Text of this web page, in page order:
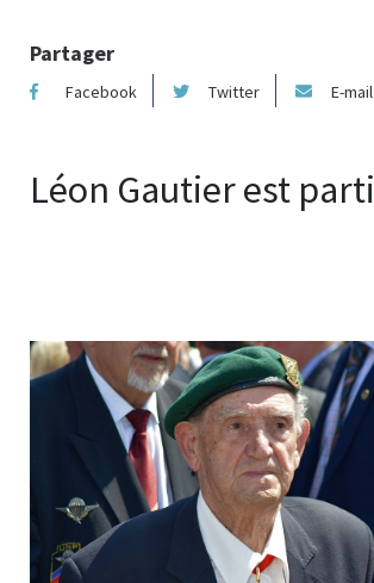
Partager
Facebook Twitter E-mail
Léon Gautier est parti